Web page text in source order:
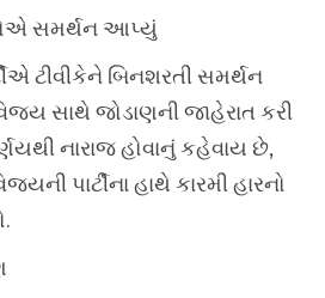
સમર્થન આપ્યું
ટીવીકેને બિનશરતી સમર્થન
સાથે જોડાણની જાહેરાત કરી
નારાજ હોવાનું કહેવાય છે,
પાર્ટીના હાથે કારમી હારનો